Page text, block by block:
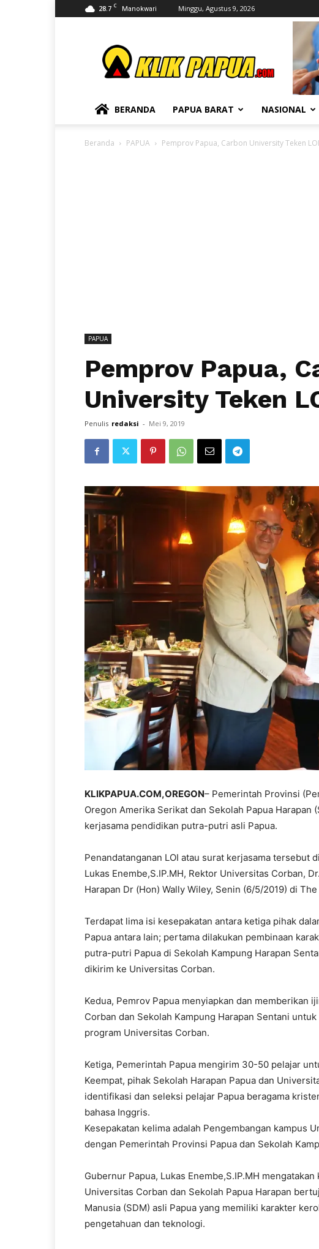
28.7 C Manokwari Minggu, Agustus 9, 2026
BERANDA PAPUA BARAT NASIONAL
Beranda PAPUA Pemprov Papua, Carbon University Teken
PAPUA
Pemprov Papua,
University Teken
Penulis redaksi - Mei 9, 2019
KLIKPAPUA.COM,OREGON– Pemerintah Provinsi
Oregon Amerika Serikat dan Sekolah Papua Harapan
kerjasama pendidikan putra-putri asli Papua.
Penandatanganan LOI atau surat kerjasama tersebut
Lukas Enembe,S.IP.MH, Rektor Universitas Corban,
Harapan Dr (Hon) Wally Wiley, Senin (6/5/2019) di
Terdapat lima isi kesepakatan antara ketiga pihak
Papua antara lain; pertama dilakukan pembinaan
putra-putri Papua di Sekolah Kampung Harapan
dikirim ke Universitas Corban.
Kedua, Pemrov Papua menyiapkan dan memberikan
Corban dan Sekolah Kampung Harapan Sentani
program Universitas Corban.
Ketiga, Pemerintah Papua mengirim 30-50 pelajar
Keempat, pihak Sekolah Harapan Papua dan
identifikasi dan seleksi pelajar Papua beragama
bahasa Inggris.
Kesepakatan kelima adalah Pengembangan kampus
dengan Pemerintah Provinsi Papua dan Sekolah
Gubernur Papua, Lukas Enembe,S.IP.MH
Universitas Corban dan Sekolah Papua Harapan
Manusia (SDM) asli Papua yang memiliki karakter
pengetahuan dan teknologi.